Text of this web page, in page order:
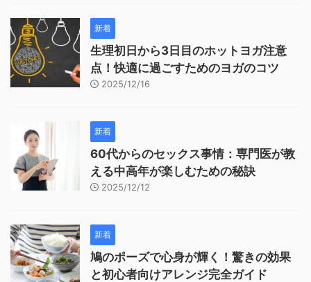
新着
生理初日から3日目のホットヨガ注意
点！快適に過ごすためのヨガのコツ
2025/12/16
新着
60代からのセックス事情：専門医が教
える中高年が楽しむための秘訣
2025/12/12
新着
鳩のポーズで心身が輝く！驚きの効果
と初心者向けアレンジ完全ガイド